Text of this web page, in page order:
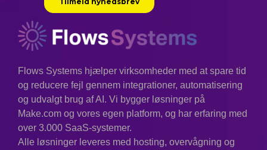
Flows Systems hjælper virksomheder med at spare tid
og reducere fejl gennem integrationer, automatisering
og udvalgt brug af AI. Vi bygger løsninger på
Make.com og vores egen platform, og har erfaring med
over 3.000 SaaS-systemer.
Alle løsninger leveres med hosting, overvågning og